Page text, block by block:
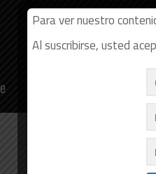
Para ver nuestro
Al suscribirse, usted